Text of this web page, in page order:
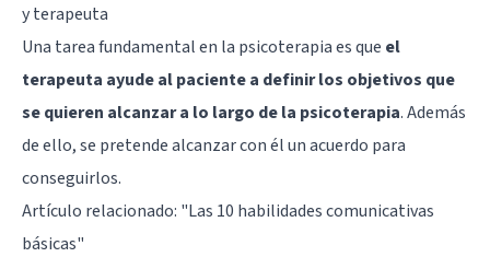
y terapeuta
Una tarea fundamental en la psicoterapia es que el
terapeuta ayude al paciente a definir los objetivos que
se quieren alcanzar a lo largo de la psicoterapia. Además
de ello, se pretende alcanzar con él un acuerdo para
conseguirlos.
Artículo relacionado: "Las 10 habilidades comunicativas
básicas"